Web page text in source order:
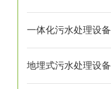
一体化污水处理设备
地埋式污水处理设备